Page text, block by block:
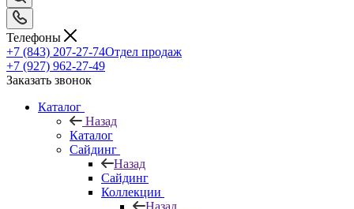
Телефоны
+7 (843) 207-27-74Отдел продаж
+7 (927) 962-27-49
Заказать звонок
Каталог
Назад
Каталог
Сайдинг
Назад
Сайдинг
Коллекции
Назад